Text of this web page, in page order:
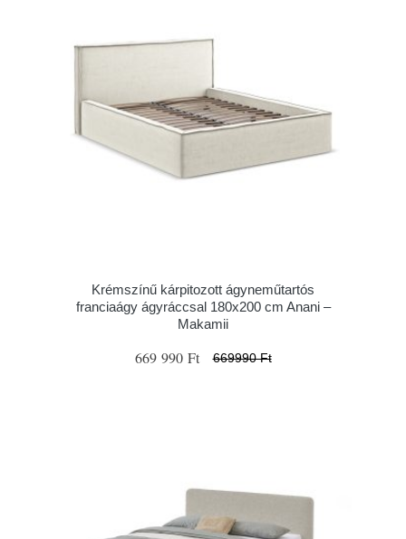
Krémszínű kárpitozott ágyneműtartós
franciaágy ágyráccsal 180x200 cm Anani –
Makamii
669 990 Ft 669990 Ft